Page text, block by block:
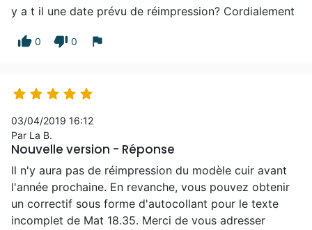
y a t il une date prévu de réimpression? Cordialement
thumb_up 0 thumb_down 0 flag
    
03/04/2019 16:12
Par La B.
Nouvelle version - Réponse
Il n'y aura pas de réimpression du modèle cuir avant
l'année prochaine. En revanche, vous pouvez obtenir
un correctif sous forme d'autocollant pour le texte
incomplet de Mat 18.35. Merci de vous adresser